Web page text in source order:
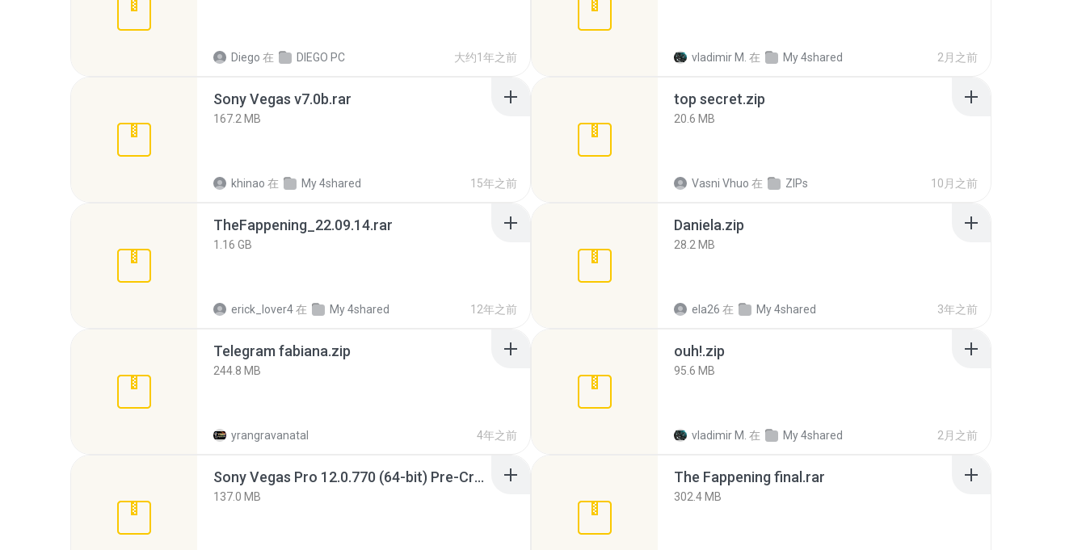
Diego 在 DIEGO PC 大约1年之前 vladimir M. 在 My 4shared 2月之前
Sony Vegas v7.0b.rar
167.2 MB
khinao 在 My 4shared 15年之前
top secret.zip
20.6 MB
Vasni Vhuo 在 ZIPs 10月之前
TheFappening_22.09.14.rar
1.16 GB
erick_lover4在 My 4shared 12年之前
Daniela.zip
28.2 MB
ela26 在 My 4shared 3年之前
Telegram fabiana.zip
244.8 MB
yrangravanatal 4年之前
ouh!.zip
95.6 MB
vladimir M. 在 My 4shared 2月之前
Sony Vegas Pro 12.0.770 (64-bit) Pre-Cracked.zip
137.0 MB
The Fappening final.rar
302.4 MB